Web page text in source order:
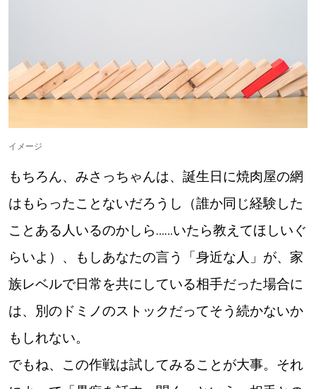
イメージ
もちろん、みさっちゃんは、誕生日に焼肉屋の網
はもらったことないだろうし（誰か同じ経験した
ことある人いるのかしら……いたら教えてほしいぐ
らいよ）、もしあなたの言う「身近な人」が、家
族レベルで日常を共にしている相手だった場合に
は、別のドミノのストックだってそう続かないか
もしれない。
でもね、この作戦は試してみることが大事。それ